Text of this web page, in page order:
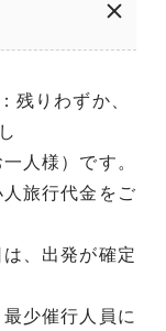
残りわずか、
人様）です。
人旅行代金をご
、出発が確定
少催行人員に